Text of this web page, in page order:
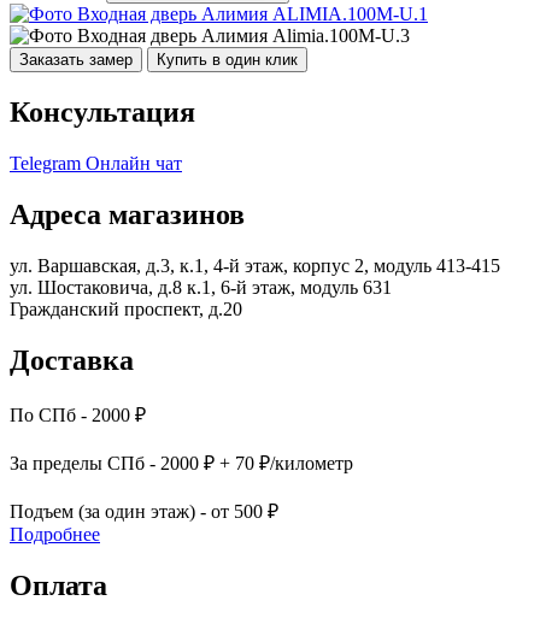
Заказать замер Купить в один клик
Консультация
Telegram Онлайн чат
Адреса магазинов
ул. Варшавская, д.3, к.1, 4-й этаж, корпус 2, модуль 413-415
ул. Шостаковича, д.8 к.1, 6-й этаж, модуль 631
Гражданский проспект, д.20
Доставка
По СПб - 2000 ₽
За пределы СПб - 2000 ₽ + 70 ₽/километр
Подъем (за один этаж) - от 500 ₽
Подробнее
Оплата